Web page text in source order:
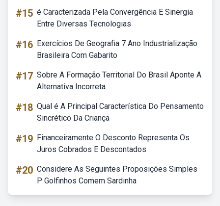
#15 é Caracterizada Pela Convergência E Sinergia
Entre Diversas Tecnologias
#16 Exercícios De Geografia 7 Ano Industrialização
Brasileira Com Gabarito
#17 Sobre A Formação Territorial Do Brasil Aponte A
Alternativa Incorreta
#18 Qual é A Principal Característica Do Pensamento
Sincrético Da Criança
#19 Financeiramente O Desconto Representa Os
Juros Cobrados E Descontados
#20 Considere As Seguintes Proposições Simples
P Golfinhos Comem Sardinha